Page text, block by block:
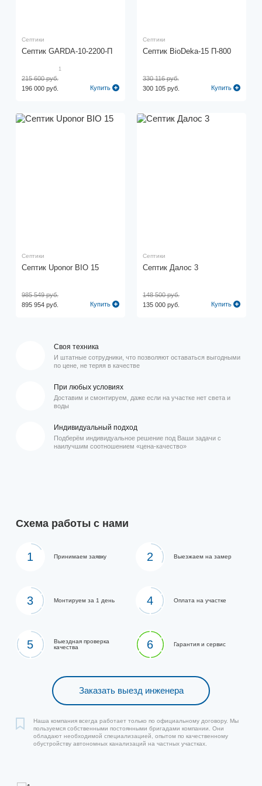
Септики
Cептик GARDA-10-2200-П
1
196 000 руб.
215 600 руб.
Купить
Септики
Септик BioDeka-15 П-800
300 105 руб.
330 116 руб.
Купить
Септики
Септик Uponor BIO 15
895 954 руб.
985 549 руб.
Купить
Септики
Септик Далос 3
135 000 руб.
148 500 руб.
Купить
Своя техника
И штатные сотрудники, что позволяют оставаться выгодными
по цене, не теряя в качестве
При любых условиях
Доставим и смонтируем, даже если на участке нет света и
воды
Индивидуальный подход
Подберём индивидуальное решение под Ваши задачи с
наилучшим соотношением «цена-качество»
Схема работы с нами
1 Принимаем заявку 2 Выезжаем на замер
3 Монтируем за 1 день 4 Оплата на участке
5
Выездная проверка
качества
6 Гарантия и сервис
Заказать выезд инженера
Наша компания всегда работает только по официальному договору. Мы
пользуемся собственными постоянными бригадами компании. Они
обладают необходимой специализацией, опытом по качественному
обустройству автономных канализаций на частных участках.